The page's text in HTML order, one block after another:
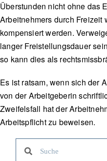
Überstunden nicht ohne das
Arbeitnehmers durch Freizeit
kompensiert werden.
langer Freistellungsdauer
so kann dies als
Es ist ratsam, wenn sich der
von der Arbeitgeberin
Zweifelsfall hat der
Arbeitspflicht zu beweisen.